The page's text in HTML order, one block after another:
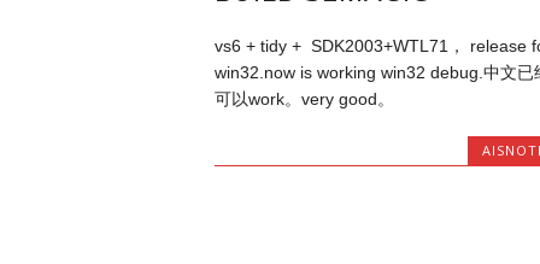
vs6 + tidy + SDK2003+WTL71， release
win32.now is working win32 debug.中文已
可以work。very good。